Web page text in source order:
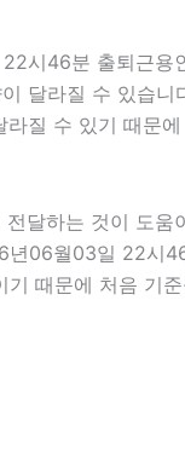
시46분 출퇴근용
달라질 수 있습
질 수 있기 때문
전달하는 것이 도
06월03일 22시
때문에 처음 기